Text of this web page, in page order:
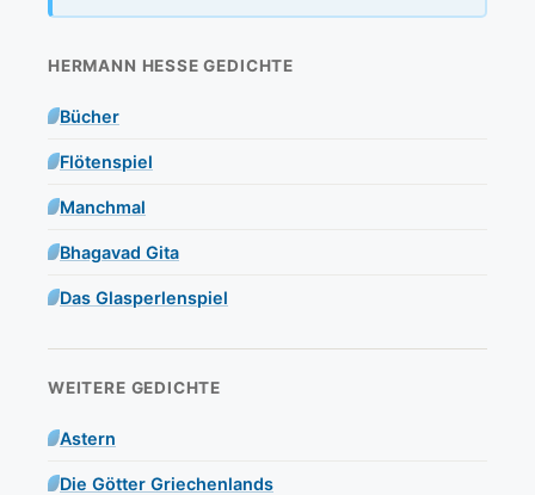
HERMANN HESSE GEDICHTE
Bücher
Flötenspiel
Manchmal
Bhagavad Gita
Das Glasperlenspiel
WEITERE GEDICHTE
Astern
Die Götter Griechenlands